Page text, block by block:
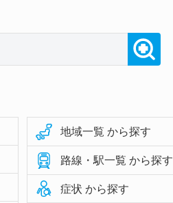
地域一覧 から探す
路線・駅一覧 から探す
症状 から探す